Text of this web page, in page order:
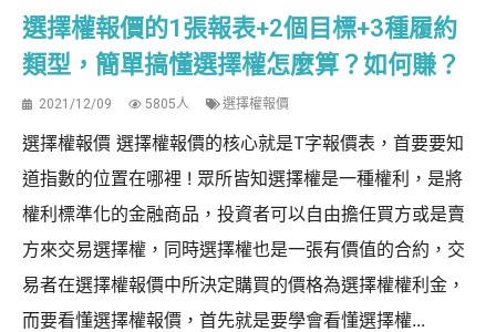
選擇權報價的1張報表+2個目標+3種履約
類型，簡單搞懂選擇權怎麼算？如何賺？
2021/12/09 5805人 選擇權報價
選擇權報價 選擇權報價的核心就是T字報價表，首要要知
道指數的位置在哪裡 ! 眾所皆知選擇權是一種權利，是將
權利標準化的金融商品，投資者可以自由擔任買方或是賣
方來交易選擇權，同時選擇權也是一張有價值的合約，交
易者在選擇權報價中所決定購買的價格為選擇權權利金，
而要看懂選擇權報價，首先就是要學會看懂選擇權...